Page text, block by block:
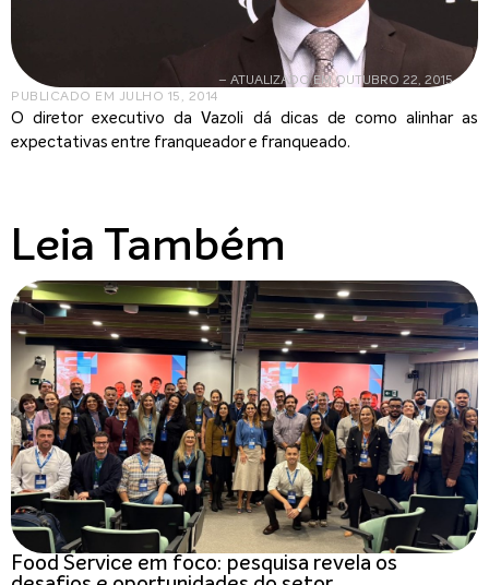
PUBLICADO EM JULHO 15, 2014
– ATUALIZADO EM OUTUBRO 22, 2015
O diretor executivo da Vazoli dá dicas de como alinhar as
expectativas entre franqueador e franqueado.
Leia Também
Food Service em foco: pesquisa revela os